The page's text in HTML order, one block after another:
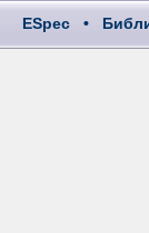
ESpec •